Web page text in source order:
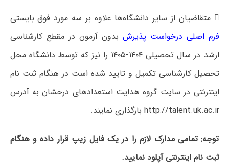
 متقاضیان از سایر دانشگاه‌ها علاوه بر سه مورد فوق بایستی
فرم اصلی درخواست پذیرش بدون آزمون در مقطع کارشناسی
ارشد در سال تحصیلی ۱۴۰۴-۱۴۰۵ را نیز که توسط دانشگاه محل
تحصیل کارشناسی تکمیل و تایید شده است در هنگام ثبت نام
اینترنتی در سایت گروه هدایت استعدادهای درخشان به آدرس
http://talent.uk.ac.ir بارگذاری نمایند.
توجه: تمامی مدارک لازم را در یک فایل زیپ قرار داده و هنگام
ثبت نام اینترنتی آپلود نمایید.